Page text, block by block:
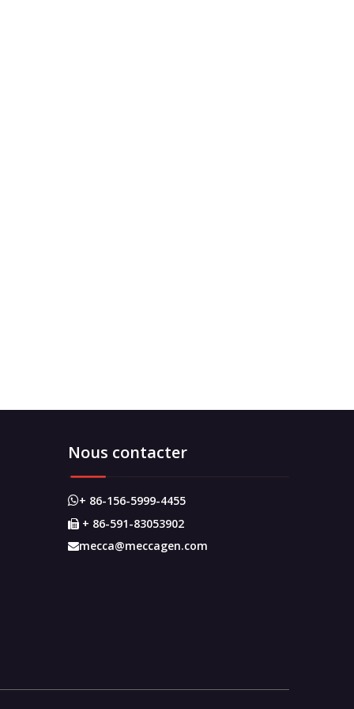
Nous contacter
+ 86-156-5999-4455
 + 86-591-83053902
mecca@meccagen.com